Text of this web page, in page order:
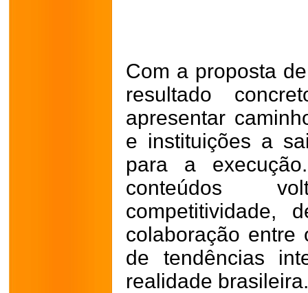
Com a proposta
resultado
apresentar
e instituições a
para a
conteúdos
competitividade,
colaboração entre
de tendências
realidade brasileira.